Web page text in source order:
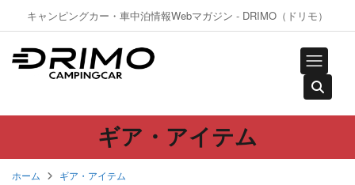
キャンピングカー・車中泊情報Webマガジン - DRIMO（ドリモ）
ギア・アイテム
ホーム
ギア・アイテム